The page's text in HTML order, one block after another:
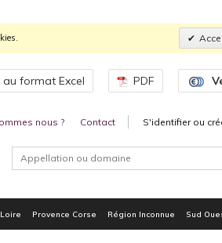
format Excel PDF
nous ? Contact S'identifier ou
Provence Corse Région Inconnue Sud